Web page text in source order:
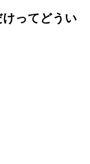
ってどうい